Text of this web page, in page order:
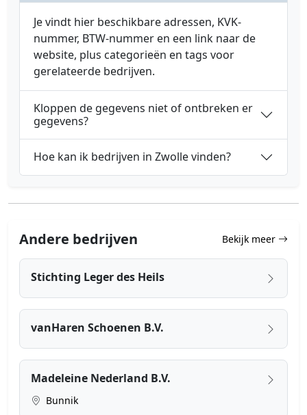
Je vindt hier beschikbare adressen, KVK-
nummer, BTW-nummer en een link naar de
website, plus categorieën en tags voor
gerelateerde bedrijven.
Kloppen de gegevens niet of ontbreken er
gegevens?
Hoe kan ik bedrijven in Zwolle vinden?
Andere bedrijven Bekijk meer
Stichting Leger des Heils
vanHaren Schoenen B.V.
Madeleine Nederland B.V.
Bunnik